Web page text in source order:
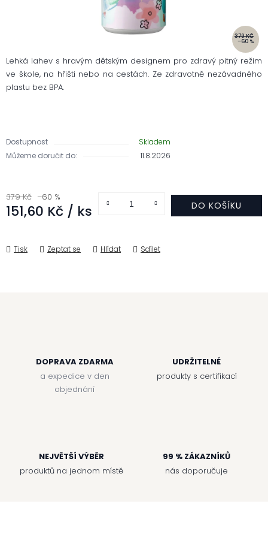
Lehká lahev s hravým dětským designem pro zdravý pitný režim
ve škole, na hřišti nebo na cestách. Ze zdravotně nezávadného
plastu bez BPA.
Dostupnost
Skladem
Můžeme doručit do:
11.8.2026
379 Kč –60 %
151,60 Kč / ks DO KOŠÍKU
Tisk Zeptat se Hlídat Sdílet
379 KČ
–60 %
DOPRAVA ZDARMA
a expedice v den
objednání
UDRŽITELNÉ
produkty s certifikací
NEJVĚTŠÍ VÝBĚR
produktů na jednom místě
99 % ZÁKAZNÍKŮ
nás doporučuje